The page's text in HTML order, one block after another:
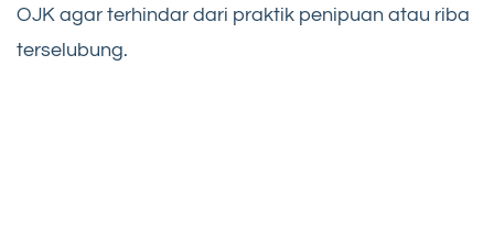
OJK agar terhindar dari praktik penipuan atau riba
terselubung.